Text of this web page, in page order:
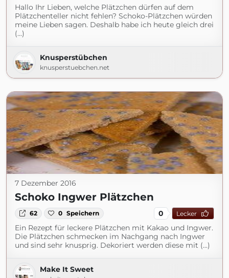
Hallo Ihr Lieben, welche Plätzchen dürfen auf dem
Plätzchenteller nicht fehlen? Schoko-Plätzchen würden
meine Lieben sagen. Deshalb habe ich heute gleich drei
(...)
Knusperstübchen
knusperstuebchen.net
7 Dezember 2016
Schoko Ingwer Plätzchen
62 0 Speichern 0 Lecker
Ein Rezept für leckere Plätzchen mit Kakao und Ingwer.
Die Plätzchen schmecken im Nachgang nach Ingwer
und sind sehr knusprig. Dekoriert werden diese mit (...)
Make It Sweet